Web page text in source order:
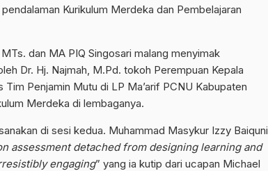
Kurikulum Merdeka dan Pembelajaran
dan MA PIQ Singosari malang menyimak
Dr. Hj. Najmah, M.Pd. tokoh Perempuan Kepala
Penjamin Mutu di LP Ma’arif PCNU Kabupaten
Merdeka di lembaganya.
di sesi kedua. Muhammad Masykur Izzy Baiquni
assessment detached from designing learning and
engaging” yang ia kutip dari ucapan Michael